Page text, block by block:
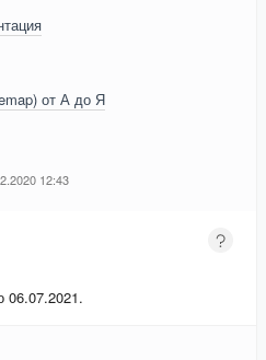
от А до Я
12:43
06.07.2021.